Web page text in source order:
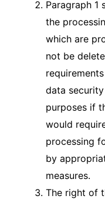
Paragraph 1
the
which are
not be
data
purposes if
would
processing
by
measures.
The right of